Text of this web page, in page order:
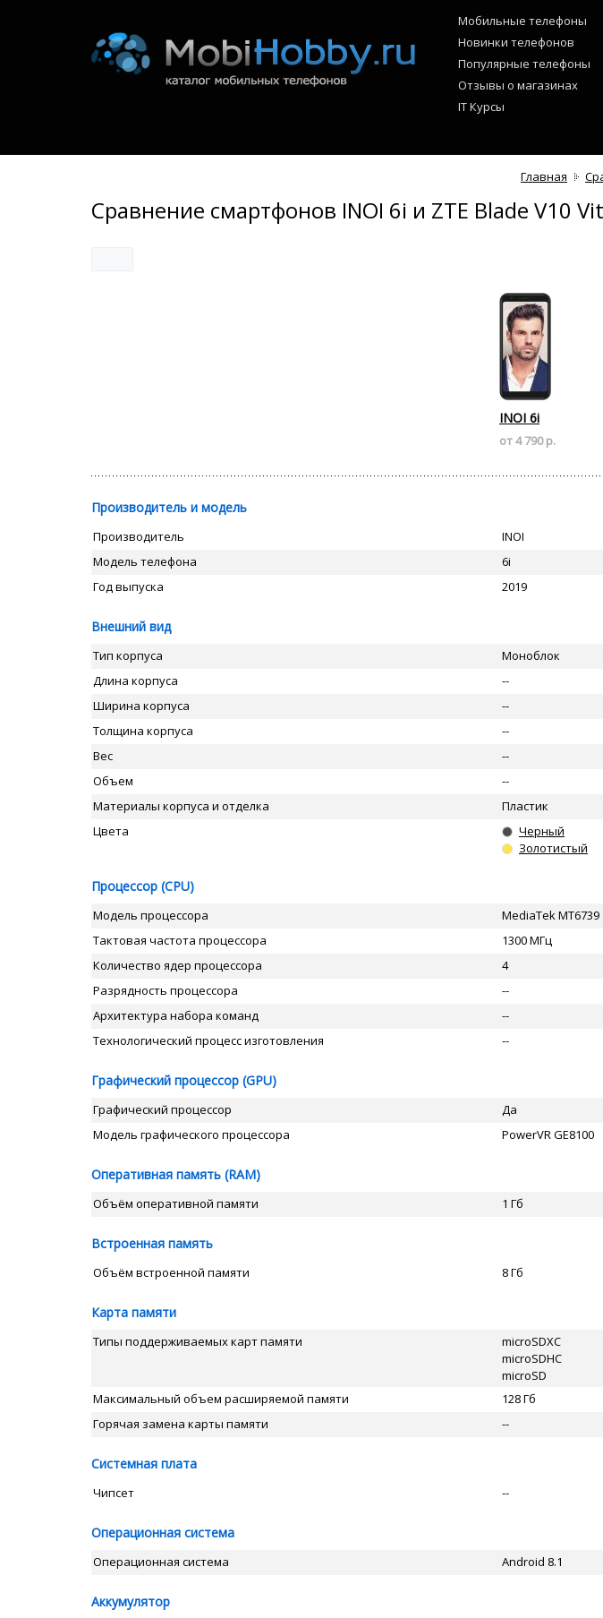
Мобильные телефоны
Новинки телефонов
Популярные телефоны
Отзывы о магазинах
IT Курсы
Главная
Сравнение смартфонов INOI 6i и ZTE Blade V10
INOI 6i
от 4 790 р.
Производитель и модель
Производитель INOI
Модель телефона
6i
Год выпуска
2019
Внешний вид
Тип корпуса Моноблок
Длина корпуса
--
Ширина корпуса
--
Толщина корпуса
--
Вес
--
Объем
--
Материалы корпуса и отделка
Пластик
Цвета
Черный
Золотистый
Процессор (CPU)
Модель процессора MediaTek MT6739
Тактовая частота процессора
1300 МГц
Количество ядер процессора
4
Разрядность процессора
--
Архитектура набора команд
--
Технологический процесс изготовления
--
Графический процессор (GPU)
Графический процессор Да
Модель графического процессора
PowerVR GE8100
Оперативная память (RAM)
Объём оперативной памяти 1 Гб
Встроенная память
Объём встроенной памяти 8 Гб
Карта памяти
Типы поддерживаемых карт памяти
microSDXC
microSDHC
microSD
Максимальный объем расширяемой памяти
128 Гб
Горячая замена карты памяти
--
Системная плата
Чипсет --
Операционная система
Операционная система Android 8.1
Аккумулятор